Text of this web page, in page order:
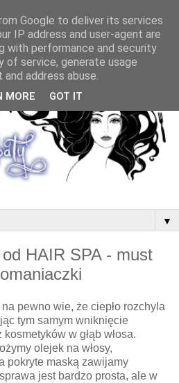
▼
HAIR SPA - must
na pewno wie, że ciepło rozchyla
tym samym wniknięcie
w głąb włosa.
olejek na włosy,
pokryte maską zawijamy
jest bardzo prosta, ale w
Google to deliver its services
IP address and user-agent are
with performance and security
of service, generate usage
address abuse.
MORE GOT IT